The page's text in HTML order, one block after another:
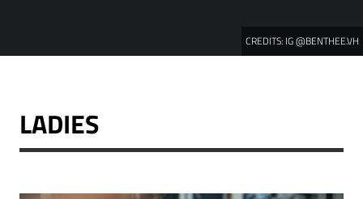
CREDITS: IG @BENTHEE.VH
LADIES